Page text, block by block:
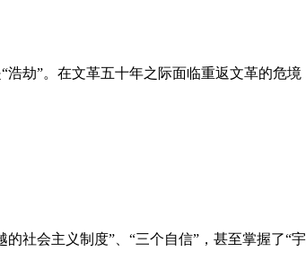
劫”。在文革五十年之际面临重返文革的危
社会主义制度”、“三个自信”，甚至掌握了“